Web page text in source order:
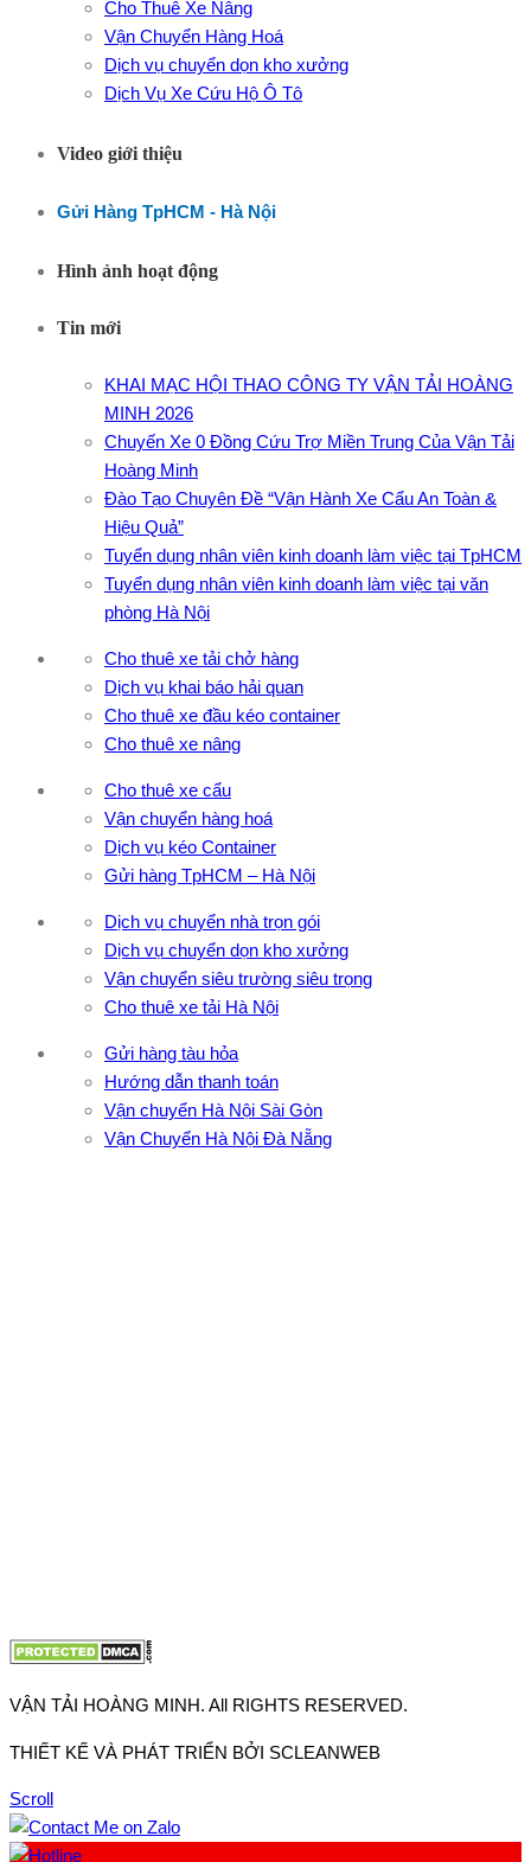
Cho Thuê Xe Nâng
Vận Chuyển Hàng Hoá
Dịch vụ chuyển dọn kho xưởng
Dịch Vụ Xe Cứu Hộ Ô Tô
Video giới thiệu
Gửi Hàng TpHCM - Hà Nội
Hình ảnh hoạt động
Tin mới
KHAI MẠC HỘI THAO CÔNG TY VẬN TẢI HOÀNG
MINH 2026
Chuyến Xe 0 Đồng Cứu Trợ Miền Trung Của Vận Tải
Hoàng Minh
Đào Tạo Chuyên Đề “Vận Hành Xe Cẩu An Toàn &
Hiệu Quả”
Tuyển dụng nhân viên kinh doanh làm việc tại TpHCM
Tuyển dụng nhân viên kinh doanh làm việc tại văn
phòng Hà Nội
Cho thuê xe tải chở hàng
Dịch vụ khai báo hải quan
Cho thuê xe đầu kéo container
Cho thuê xe nâng
Cho thuê xe cẩu
Vận chuyển hàng hoá
Dịch vụ kéo Container
Gửi hàng TpHCM – Hà Nội
Dịch vụ chuyển nhà trọn gói
Dịch vụ chuyển dọn kho xưởng
Vận chuyển siêu trường siêu trọng
Cho thuê xe tải Hà Nội
Gửi hàng tàu hỏa
Hướng dẫn thanh toán
Vận chuyển Hà Nội Sài Gòn
Vận Chuyển Hà Nội Đà Nẵng
VẬN TẢI HOÀNG MINH. All RIGHTS RESERVED.
THIẾT KẾ VÀ PHÁT TRIỂN BỞI SCLEANWEB
Scroll